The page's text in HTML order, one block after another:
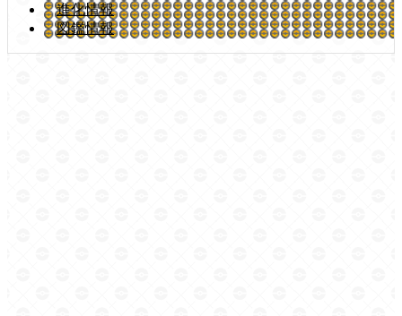
進化情報
図鑑情報